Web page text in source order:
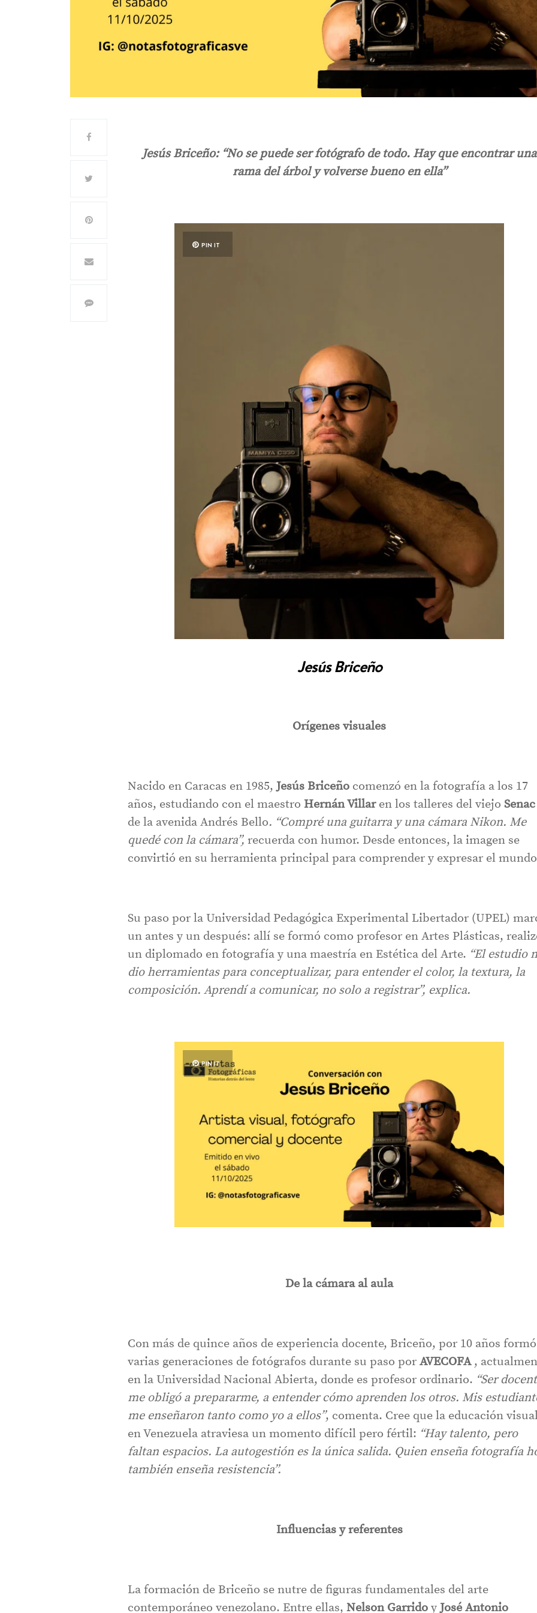
Jesús Briceño: “No se puede ser fotógrafo de todo. Hay que encontrar una
rama del árbol y volverse bueno en ella”
PIN IT
Jesús Briceño
Orígenes visuales
Nacido en Caracas en 1985, Jesús Briceño comenzó en la fotografía a los 17
años, estudiando con el maestro Hernán Villaren los talleres del viejoSenac
de la avenida Andrés Bello. “Compré una guitarra y una cámara Nikon. Me
quedé con la cámara”, recuerda con humor. Desde entonces, la imagen se
convirtió en su herramienta principal para comprender y expresar el
Su paso por la Universidad Pedagógica Experimental Libertador (UPEL)
un antes y un después: allí se formó como profesor en Artes Plásticas,
un diplomado en fotografía y una maestría en Estética del Arte. “El estudio
dio herramientas para conceptualizar, para entender el color, la textura, la
composición. Aprendí a comunicar, no solo a registrar”, explica.
PIN IT
De la cámara al aula
Con más de quince años de experiencia docente, Briceño, por 10 años formó
varias generaciones de fotógrafos durante su paso porAVECOFA,
en la Universidad Nacional Abierta, donde es profesor ordinario. “Ser
me obligó a prepararme, a entender cómo aprenden los otros. Mis
me enseñaron tanto como yo a ellos”, comenta. Cree que la educación
en Venezuela atraviesa un momento difícil pero fértil: “Hay talento, pero
faltan espacios. La autogestión es la única salida. Quien enseña fotografía
también enseña resistencia”.
Influencias y referentes
La formación de Briceño se nutre de figuras fundamentales del arte
contemporáneo venezolano. Entre ellas,Nelson Garrido yJosé Antonio